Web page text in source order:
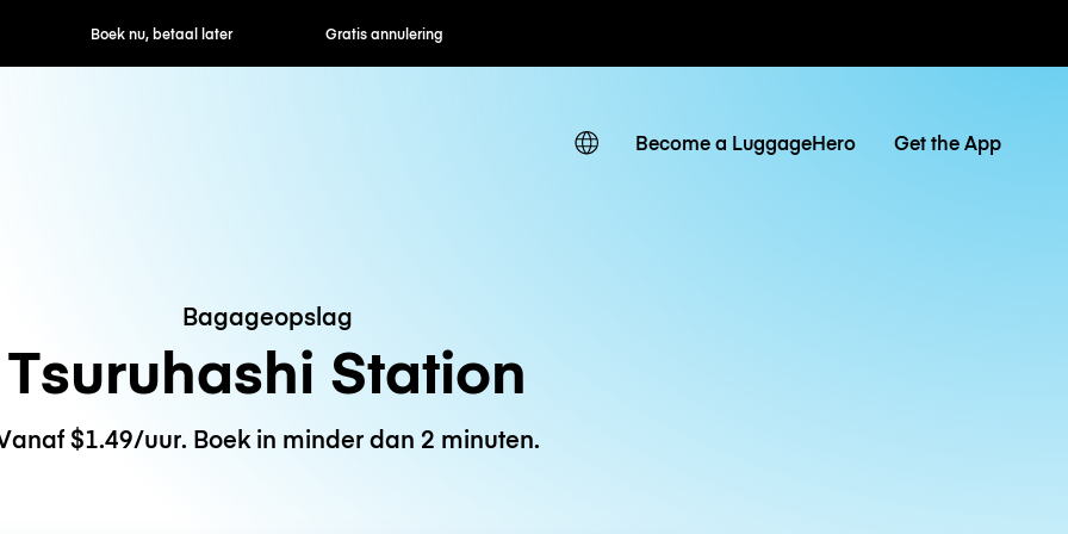
nu, betaal later Gratis annulering Uur- / dagtarieven
Become a LuggageHero Get the App
Bagageopslag
Tsuruhashi Station
$1.49/uur. Boek in minder dan 2 minuten.